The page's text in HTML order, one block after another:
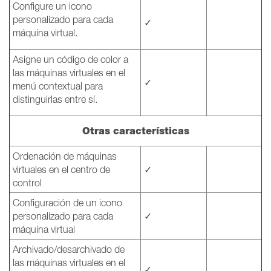
Configure un icono
personalizado para cada
máquina virtual.
✓
Asigne un código de color a
las máquinas virtuales en el
menú contextual para
distinguirlas entre sí.
✓
Otras características
Ordenación de máquinas
virtuales en el centro de
control
✓
Configuración de un icono
personalizado para cada
máquina virtual
✓
Archivado/desarchivado de
las máquinas virtuales en el